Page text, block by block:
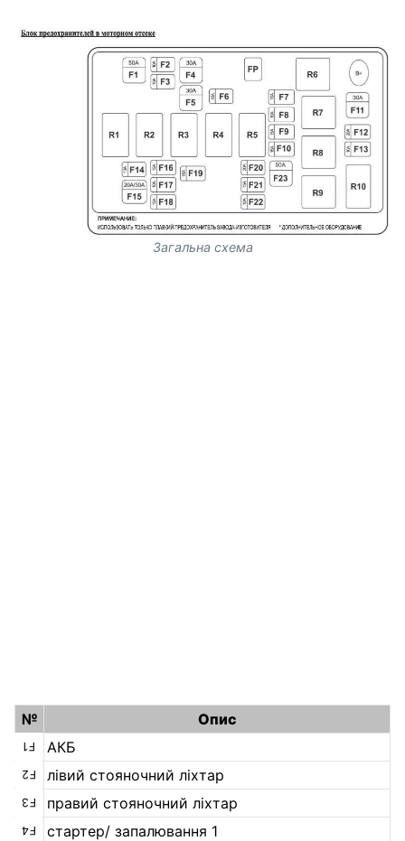
Загальна схема
№ Опис
F1 АКБ
F2 лівий стояночний ліхтар
F3 правий стояночний ліхтар
F4 стартер/ запалювання 1